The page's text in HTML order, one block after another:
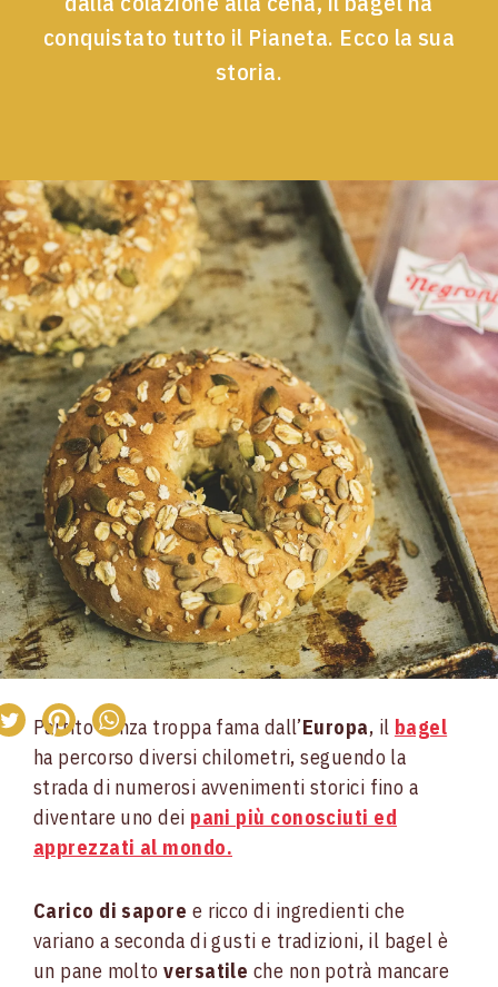
conquistato tutto il Pianeta. Ecco la sua
storia.
Partito senza troppa fama dall’Europa, il bagel
ha percorso diversi chilometri, seguendo la
strada di numerosi avvenimenti storici fino a
diventare uno dei pani più conosciuti ed
apprezzati al mondo.
Carico di sapore e ricco di ingredienti che
variano a seconda di gusti e tradizioni, il bagel è
un pane moltoversatile che non potrà mancare